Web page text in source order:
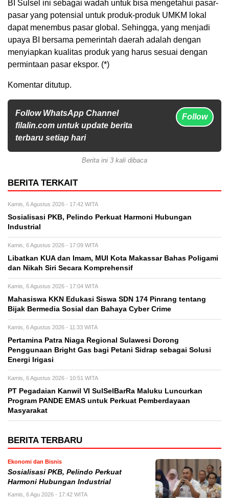
BI Sulsel ini sebagai wadah untuk bisa mengetahui pasar-
pasar yang potensial untuk produk-produk UMKM lokal
dapat menembus pasar global. Sehingga, yang menjadi
upaya BI bersama pemerintah daerah adalah dengan
menyiapkan kualitas produk yang harus sesuai dengan
permintaan pasar ekspor. (*)
Komentar ditutup.
Follow WhatsApp Channel
filalin.com untuk update berita
terbaru setiap hari
Follow
Berita ini 3 kali dibaca
BERITA TERKAIT
Kamis, 6 Agustus 2026 - 17:42 WITA
Sosialisasi PKB, Pelindo Perkuat Harmoni Hubungan
Industrial
Kamis, 6 Agustus 2026 - 17:09 WITA
Libatkan KUA dan Imam, MUI Kota Makassar Bahas Poligami
dan Nikah Siri Secara Komprehensif
Kamis, 6 Agustus 2026 - 17:04 WITA
Mahasiswa KKN Edukasi Siswa SDN 174 Pinrang tentang
Bijak Bermedia Sosial dan Bahaya Cyber Crime
Kamis, 6 Agustus 2026 - 11:33 WITA
Pertamina Patra Niaga Regional Sulawesi Dorong
Penggunaan Bright Gas bagi Petani Sidrap sebagai Solusi
Energi Irigasi
Kamis, 6 Agustus 2026 - 10:51 WITA
PT Pegadaian Kanwil VI SulSelBarRa Maluku Luncurkan
Program PANDE EMAS untuk Perkuat Pemberdayaan
Masyarakat
BERITA TERBARU
Ekonomi dan Bisnis
Sosialisasi PKB, Pelindo Perkuat
Harmoni Hubungan Industrial
Kamis, 6 Agu 2026 - 17:42 WITA